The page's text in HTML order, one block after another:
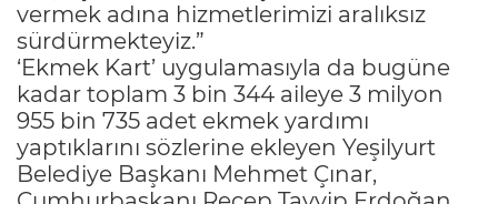
vermek adına hizmetlerimizi aralıksız
sürdürmekteyiz.”
‘Ekmek Kart’ uygulamasıyla da bugüne
kadar toplam 3 bin 344 aileye 3 milyon
955 bin 735 adet ekmek yardımı
yaptıklarını sözlerine ekleyen Yeşilyurt
Belediye Başkanı Mehmet Çınar,